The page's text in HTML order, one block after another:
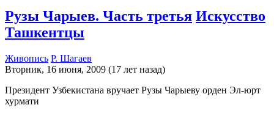
Рузы Чарыев. Часть третья Искусство
Ташкентцы
Живопись Р. Шагаев
Вторник, 16 июня, 2009 (17 лет назад)
Президент Узбекистана вручает Рузы Чарыеву орден Эл-юрт
хурмати